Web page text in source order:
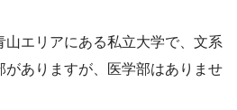
エリアにある私立大学で、文系
がありますが、医学部はありませ